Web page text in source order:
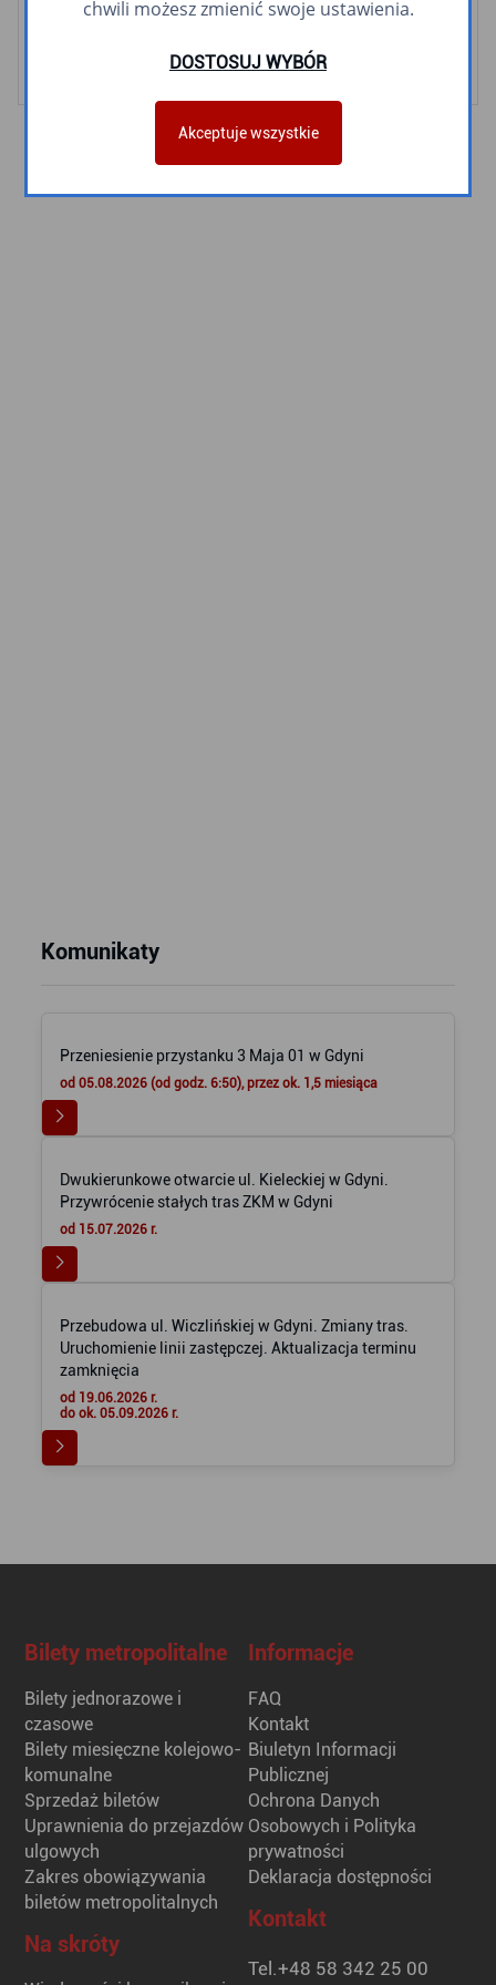
Komunikaty
Przeniesienie przystanku 3 Maja 01 w Gdyni
od 05.08.2026 (od godz. 6:50), przez ok. 1,5 miesiąca
Dwukierunkowe otwarcie ul. Kieleckiej w Gdyni.
Przywrócenie stałych tras ZKM w Gdyni
od 15.07.2026 r.
Przebudowa ul. Wiczlińskiej w Gdyni. Zmiany tras.
Uruchomienie linii zastępczej. Aktualizacja terminu
zamknięcia
od 19.06.2026 r.
do ok. 05.09.2026 r.
Bilety metropolitalne
Bilety jednorazowe i
czasowe
Bilety miesięczne kolejowo-
komunalne
Sprzedaż biletów
Uprawnienia do przejazdów
ulgowych
Zakres obowiązywania
biletów metropolitalnych
Na skróty
Informacje
FAQ
Kontakt
Biuletyn Informacji
Publicznej
Ochrona Danych
Osobowych i Polityka
prywatności
Deklaracja dostępności
Kontakt
Tel.+48 58 342 25 00
chwili możesz zmienić swoje ustawienia.
DOSTOSUJ WYBÓR
Akceptuje wszystkie